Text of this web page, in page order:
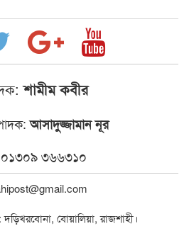
শামীম কবীর
আসাদুজ্জামান নূর
৩৬৬৩১০
বোয়ালিয়া, রাজশাহী।